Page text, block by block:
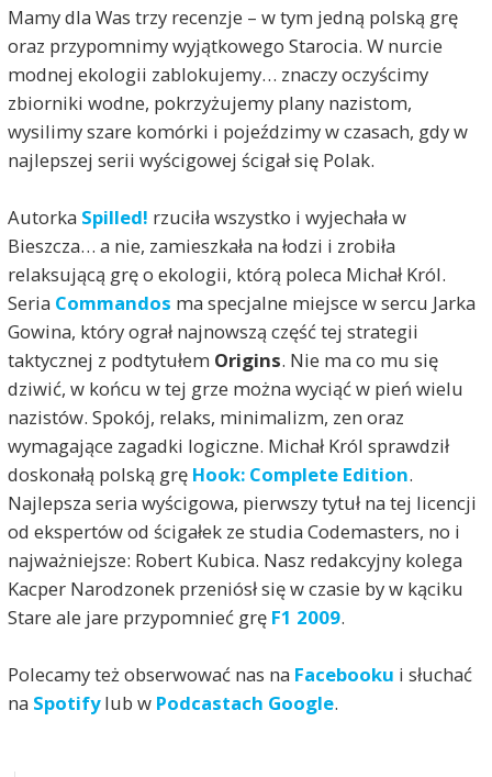
Mamy dla Was trzy recenzje – w tym jedną polską grę
oraz przypomnimy wyjątkowego Starocia. W nurcie
modnej ekologii zablokujemy… znaczy oczyścimy
zbiorniki wodne, pokrzyżujemy plany nazistom,
wysilimy szare komórki i pojeździmy w czasach, gdy w
najlepszej serii wyścigowej ścigał się Polak.
Autorka Spilled! rzuciła wszystko i wyjechała w
Bieszcza… a nie, zamieszkała na łodzi i zrobiła
relaksującą grę o ekologii, którą poleca Michał Król.
Seria Commandos ma specjalne miejsce w sercu Jarka
Gowina, który ograł najnowszą część tej strategii
taktycznej z podtytułem Origins. Nie ma co mu się
dziwić, w końcu w tej grze można wyciąć w pień wielu
nazistów. Spokój, relaks, minimalizm, zen oraz
wymagające zagadki logiczne. Michał Król sprawdził
doskonałą polską grę Hook: Complete Edition.
Najlepsza seria wyścigowa, pierwszy tytuł na tej licencji
od ekspertów od ścigałek ze studia Codemasters, no i
najważniejsze: Robert Kubica. Nasz redakcyjny kolega
Kacper Narodzonek przeniósł się w czasie by w kąciku
Stare ale jare przypomnieć grę F1 2009.
Polecamy też obserwować nas na Facebooku i słuchać
na Spotifylub w Podcastach Google.